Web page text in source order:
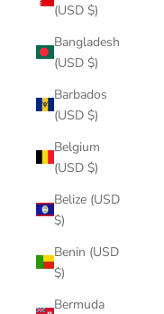
(USD $)
Bangladesh
(USD $)
Barbados
(USD $)
Belgium
(USD $)
Belize (USD
$)
Benin (USD
$)
Bermuda